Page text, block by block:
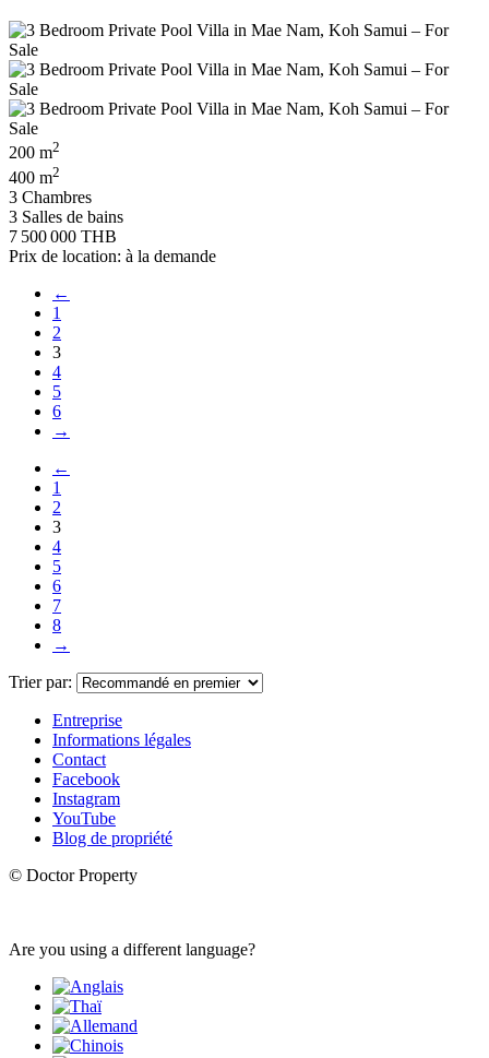
200 m2
400 m2
3 Chambres
3 Salles de bains
7 500 000 THB
Prix de location: à la demande
←
1
2
3
4
5
6
→
←
1
2
3
4
5
6
7
8
→
Trier par:
Entreprise
Informations légales
Contact
Facebook
Instagram
YouTube
Blog de propriété
© Doctor Property
Are you using a different language?